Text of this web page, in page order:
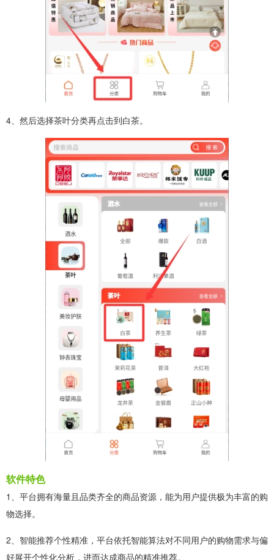
4、然后选择茶叶分类再点击到白茶。
软件特色
1、平台拥有海量且品类齐全的商品资源，能为用户提供极为丰富的购
物选择。
2、智能推荐个性精准，平台依托智能算法对不同用户的购物需求与偏
好展开个性化分析，进而达成商品的精准推荐。